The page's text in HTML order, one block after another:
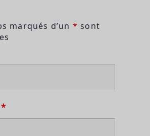
marqués d’un * sont
*